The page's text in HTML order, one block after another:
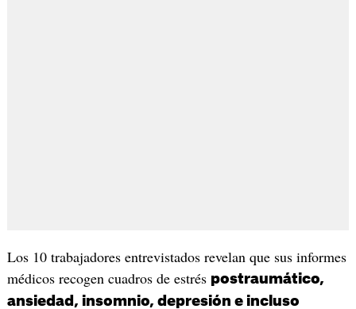
Los 10 trabajadores entrevistados revelan que sus informes
médicos recogen cuadros de estrés postraumático,
ansiedad, insomnio, depresión e incluso